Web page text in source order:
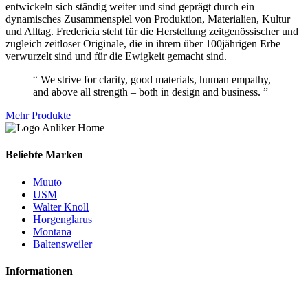
entwickeln sich ständig weiter und sind geprägt durch ein
dynamisches Zusammenspiel von Produktion, Materialien, Kultur
und Alltag. Fredericia steht für die Herstellung zeitgenössischer und
zugleich zeitloser Originale, die in ihrem über 100jährigen Erbe
verwurzelt sind und für die Ewigkeit gemacht sind.
“ We strive for clarity, good materials, human empathy,
and above all strength – both in design and business. ”
Mehr Produkte
Beliebte Marken
Muuto
USM
Walter Knoll
Horgenglarus
Montana
Baltensweiler
Informationen